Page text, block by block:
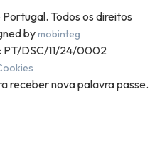
Todos os direitos
bymobinteg
PT/DSC/11/24/0002
receber nova palavra passe.